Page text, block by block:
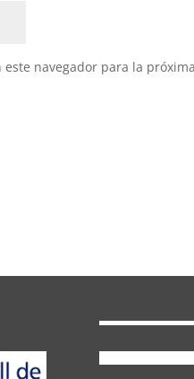
navegador para la